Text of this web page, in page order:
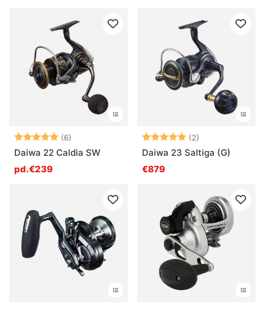
Note: (6)
Daiwa 22 Caldia SW
pd.€239
Note: (2)
Daiwa 23 Saltiga (G)
€879